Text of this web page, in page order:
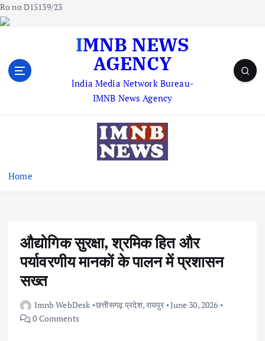
Ro no D15139/23
IMNB NEWS
AGENCY
lndia Media Network Bureau-
IMNB News Agency
Home
औद्योगिक सुरक्षा, श्रमिक हित और
पर्यावरणीय मानकों के पालन में प्रशासन
सख्त
Imnb WebDesk छत्तीसगढ़ प्रदेश,रायपुर June 30, 2026
0 Comments